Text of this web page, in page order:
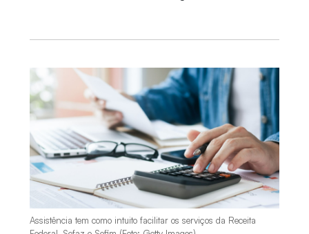
Assistência tem como intuito facilitar os serviços da Receita